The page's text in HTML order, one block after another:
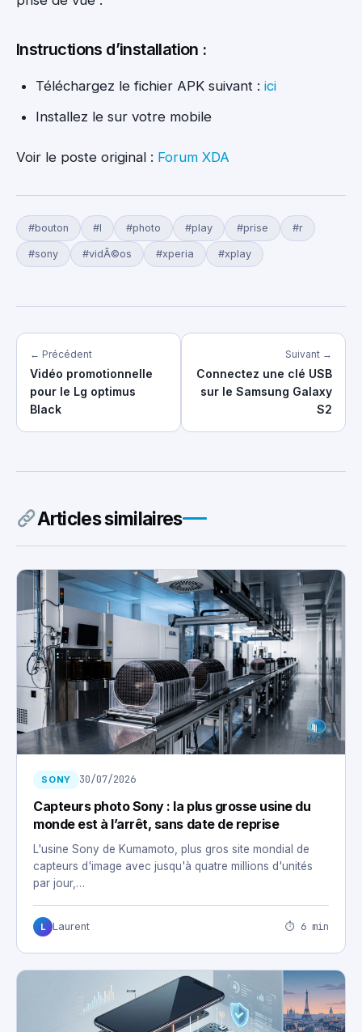
Instructions d’installation :
Téléchargez le fichier APK suivant : ici
Installez le sur votre mobile
Voir le poste original : Forum XDA
#bouton #l #photo #play #prise #r
#sony #vidÃ©os #xperia #xplay
← Précédent
Vidéo promotionnelle
pour le Lg optimus
Black
Suivant →
Connectez une clé USB
sur le Samsung Galaxy
S2
Articles similaires
SONY 30/07/2026
Capteurs photo Sony : la plus grosse usine du
monde est à l’arrêt, sans date de reprise
L'usine Sony de Kumamoto, plus gros site mondial de
capteurs d'image avec jusqu'à quatre millions d'unités
par jour,…
L Laurent ⏱ 6 min